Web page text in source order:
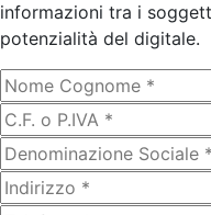
informazioni tra i
potenzialità del digitale.